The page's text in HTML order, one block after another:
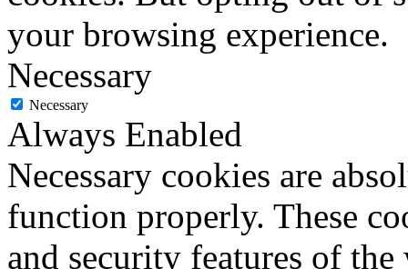
your browsing experience.
Necessary
Necessary
Always Enabled
Necessary cookies are
function properly. These
and security features of